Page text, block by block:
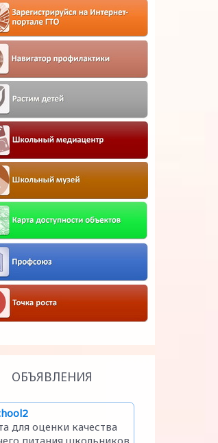
ОБЪЯВЛЕНИЯ